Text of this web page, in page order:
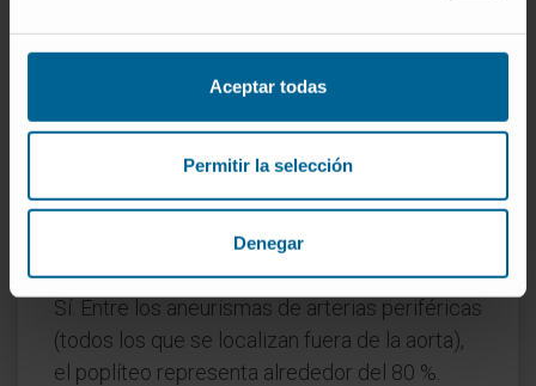
Aceptar todas
Permitir la selección
Denegar
está a varios centímetros de la superficie. Si
no se percibe con la rodilla flexionada, puede
intentarse con la pierna en extensión,
¿Es frecuente el aneurisma de la
arteria poplítea?
Sí. Entre los aneurismas de arterias periféricas
(todos los que se localizan fuera de la aorta),
el poplíteo representa alrededor del 80 %.